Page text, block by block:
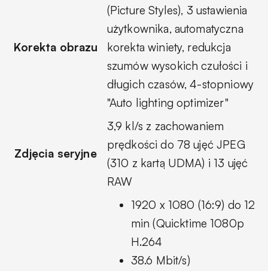
Korekta obrazu
(Picture Styles), 3 ustawienia
użytkownika, automatyczna
korekta winiety, redukcja
szumów wysokich czułości i
długich czasów, 4-stopniowy
"Auto lighting optimizer"
Zdjęcia seryjne
3,9 kl/s z zachowaniem
prędkości do 78 ujęć JPEG
(310 z kartą UDMA) i 13 ujęć
RAW
1920 x 1080 (16:9) do 12
min (Quicktime 1080p
H.264
38.6 Mbit/s)